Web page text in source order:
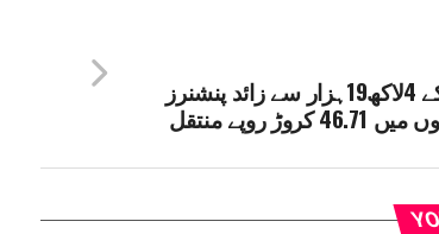
سارن کے 4لاکھ19ہزار سے زائد پنشنرز
کروڑ روپے منتقل